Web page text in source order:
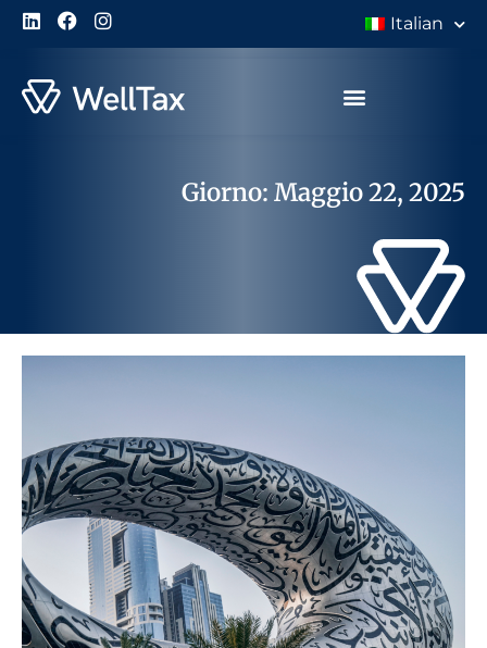
Italian
Giorno: Maggio 22, 2025